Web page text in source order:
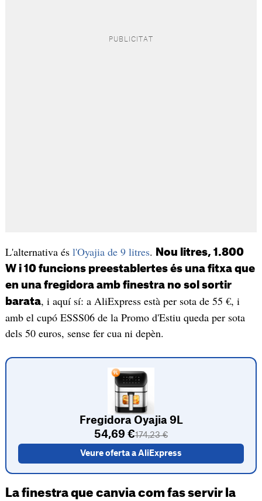
L'alternativa ésl'Oyajia de 9 litres.
Nou litres, 1.800
W i 10 funcions preestablertes és una fitxa que
en una fregidora amb finestra no sol sortir
barata, i aquí sí: a AliExpress està per sota de 55 €, i
amb el cupó ESSS06 de la Promo d'Estiu queda per sota
dels 50 euros, sense fer cua ni depèn.
Fregidora Oyajia 9L
54,69 €174,23 €
Veure oferta a AliExpress
La finestra que canvia com fas servir la